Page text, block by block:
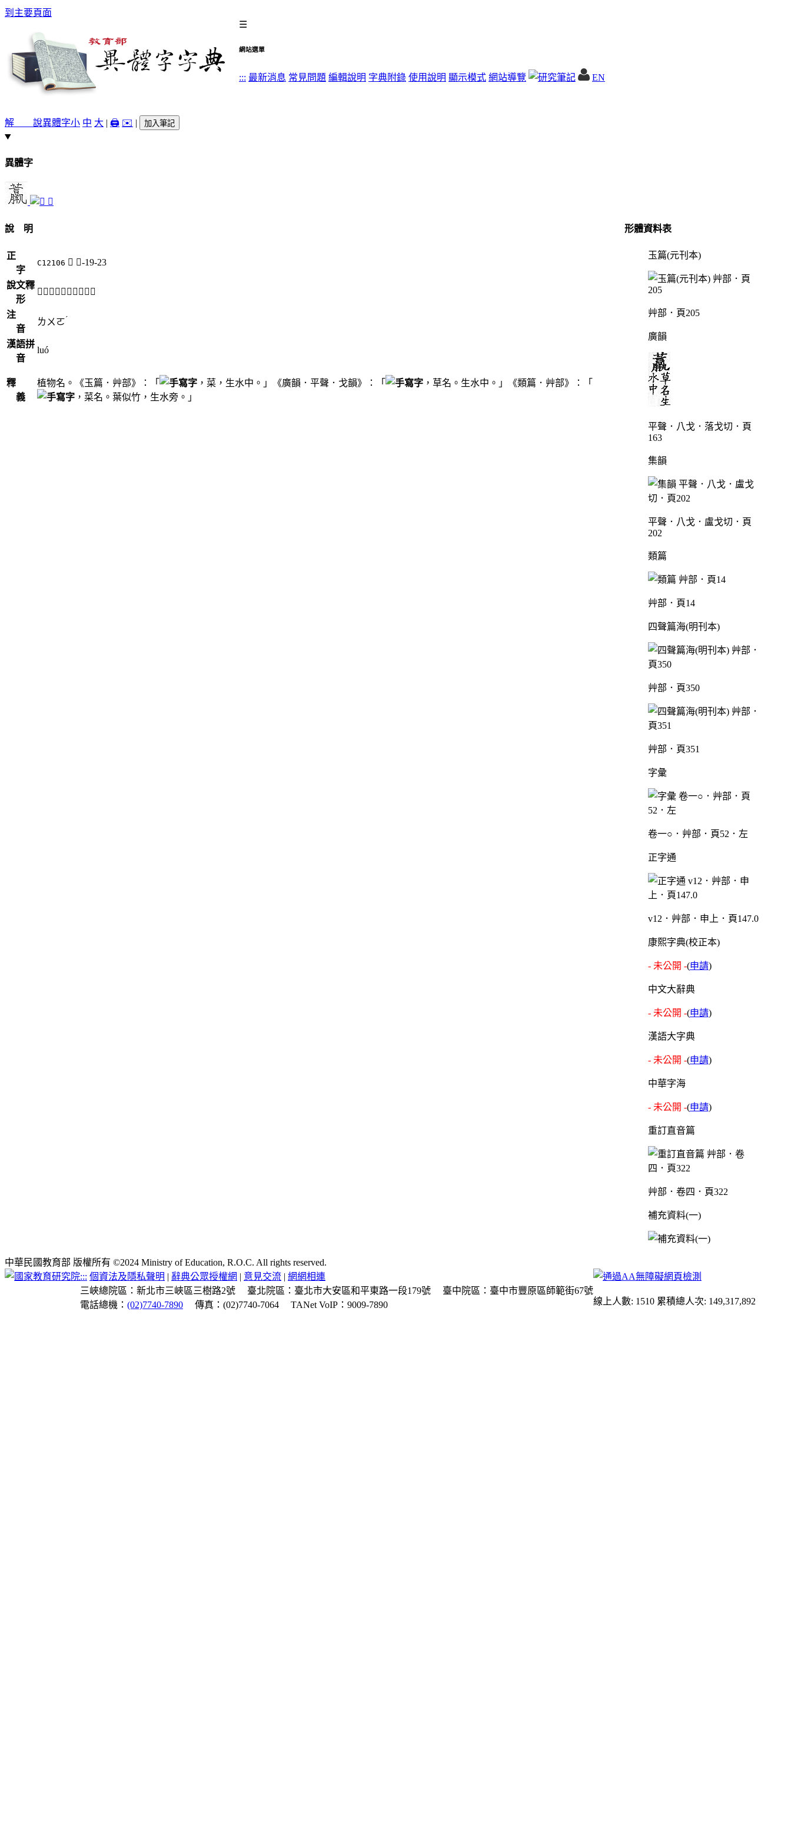
到主要頁面
☰
網站選單
::: 最新消息 常見問題 編輯說明 字典附錄 使用說明 顯示模式 網站導覽 EN
解 說異體字小 中 大 | 🖨️ ✉️ | 加入筆記
異體字
𧆃
說 明
正
字
C12106 𧄿 艸-19-23
說文釋
形
「𧄿」《說文》不錄。
注
音
ㄌㄨㄛˊ
漢語拼
音
luó
釋
義
植物名。《玉篇．艸部》：「 ，菜，生水中。」《廣韻．平聲．戈韻》：「
，草名。生水中。」《類篇．艸部》：「
，菜名。葉似竹，生水旁。」
形體資料表
玉篇(元刊本)
艸部．頁205
廣韻
平聲．八戈．落戈切．頁
163
集韻
平聲．八戈．盧戈切．頁
202
類篇
艸部．頁14
四聲篇海(明刊本)
艸部．頁350
艸部．頁351
字彙
卷一○．艸部．頁52．左
正字通
v12．艸部．申上．頁147.0
康熙字典(校正本)
- 未公開 -(申請)
中文大辭典
- 未公開 -(申請)
漢語大字典
- 未公開 -(申請)
中華字海
- 未公開 -(申請)
重訂直音篇
艸部．卷四．頁322
補充資料(一)
中華民國教育部 版權所有 ©2024 Ministry of Education, R.O.C. All rights reserved.
::: 個資法及隱私聲明 | 辭典公眾授權網 | 意見交流 | 網網相連
三峽總院區：新北市三峽區三樹路2號
臺北院區：臺北市大安區和平東路一段179號
臺中院區：臺中市豐原區師範街67號
電話總機： (02)7740-7890 傳真：(02)7740-7064 TANet VoIP：9009-7890 線上人數: 1510 累積總人次: 149,317,892